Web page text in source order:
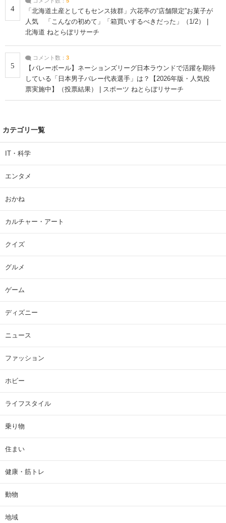
4
「北海道土産としてもセンス抜群」六花亭の“店舗限定”お菓子が
人気 「こんなの初めて」「箱買いするべきだった」（1/2） |
北海道 ねとらぼリサーチ
5
コメント数： 3
【バレーボール】ネーションズリーグ日本ラウンドで活躍を期待
している「日本男子バレー代表選手」は？【2026年版・人気投
票実施中】（投票結果） | スポーツ ねとらぼリサーチ
カテゴリ一覧
IT・科学
エンタメ
おかね
カルチャー・アート
クイズ
グルメ
ゲーム
ディズニー
ニュース
ファッション
ホビー
ライフスタイル
乗り物
住まい
健康・筋トレ
動物
地域